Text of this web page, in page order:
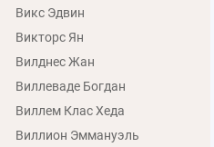
Викс Эдвин
Викторс Ян
Вилднес Жан
Виллеваде Богдан
Виллем Клас Хеда
Виллион Эммануэль